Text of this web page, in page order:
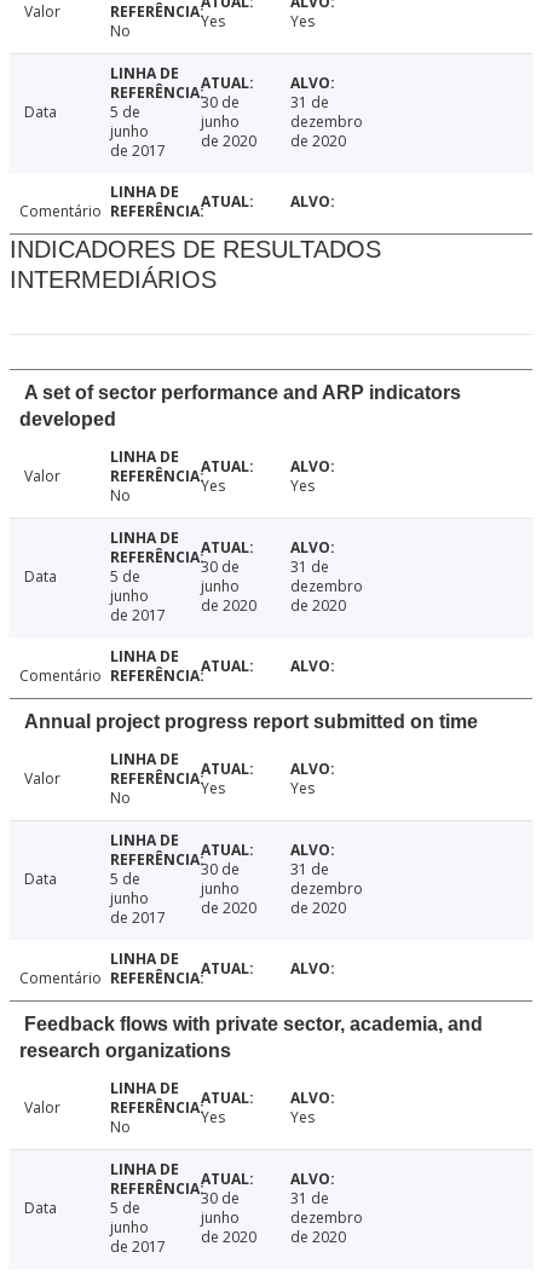
Valor
No
Yes Yes
Data
5 de
junho
de 2017
30 de
junho
de 2020
31 de
dezembro
de 2020
Comentário
INDICADORES DE RESULTADOS
INTERMEDIÁRIOS
A set of sector performance and ARP indicators
developed
Valor
No
Yes Yes
Data
5 de
junho
de 2017
30 de
junho
de 2020
31 de
dezembro
de 2020
Comentário
Annual project progress report submitted on time
Valor
No
Yes Yes
Data
5 de
junho
de 2017
30 de
junho
de 2020
31 de
dezembro
de 2020
Comentário
Feedback flows with private sector, academia, and
research organizations
Valor
No
Yes Yes
Data
5 de
junho
de 2017
30 de
junho
de 2020
31 de
dezembro
de 2020